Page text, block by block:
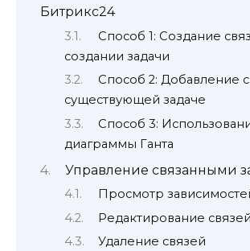
Битрикс24
Способ 1: Создание
создании задачи
Способ 2: Добавление
существующей задаче
Способ 3:
диаграммы Ганта
Управление связанными
Просмотр
Редактирование связей
Удаление связей